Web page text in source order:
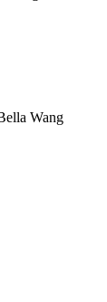
Wang